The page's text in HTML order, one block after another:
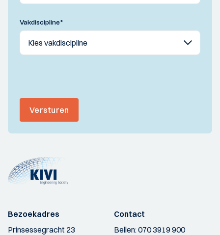
Vakdiscipline*
Versturen
Bezoekadres
Prinsessegracht 23
Contact
Bellen:070 3919 900